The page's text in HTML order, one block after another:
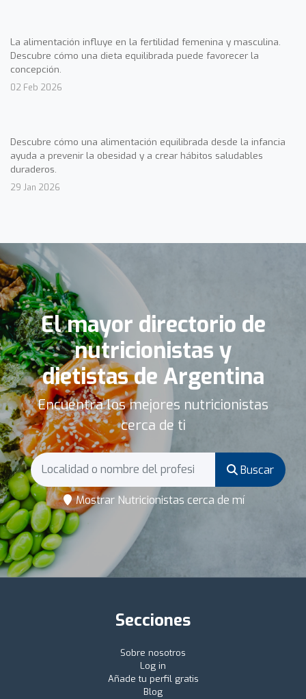
La alimentación influye en la fertilidad femenina y masculina.
Descubre cómo una dieta equilibrada puede favorecer la
concepción.
02 Feb 2026
Descubre cómo una alimentación equilibrada desde la infancia
ayuda a prevenir la obesidad y a crear hábitos saludables
duraderos.
29 Jan 2026
El mayor directorio de
nutricionistas y
dietistas de Argentina
Encuentra los mejores nutricionistas
cerca de ti
Buscar
Mostrar Nutricionistas cerca de mí
Secciones
Sobre nosotros
Log in
Añade tu perfil gratis
Blog